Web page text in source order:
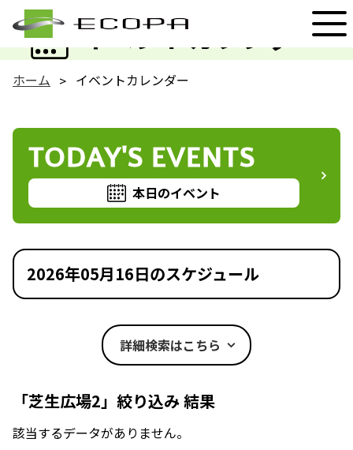
イベントカレンダー
EVENT
ホーム イベントカレンダー
TODAY'S EVENTS
本日のイベント
2026年05月16日のスケジュール
詳細検索はこちら
「芝生広場2」絞り込み 結果
該当するデータがありません。